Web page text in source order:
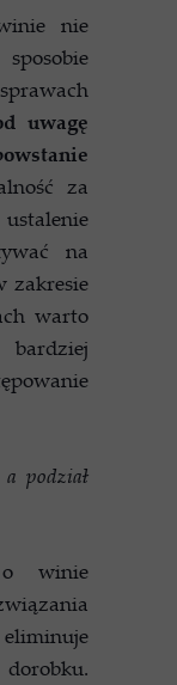
nie
uwagę
za
na
zakresie
warto
podział
winie